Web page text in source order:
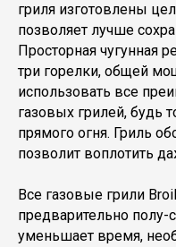
гриля изготовлены
позволяет лучше
Просторная чугунная
три горелки, общей
использовать все
газовых грилей, будь
прямого огня. Гриль
позволит воплотить
Все газовые грили
предварительно
уменьшает время,